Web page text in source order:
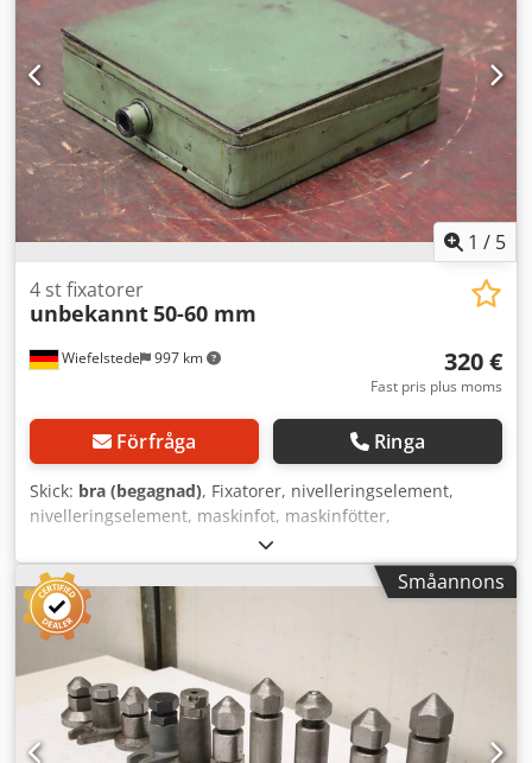
1 / 5
Wiefelstede 997 km
4 st fixatorer
unbekannt50-60 mm
320 €
Fast pris plus moms
Förfråga Ringa
Skick: bra (begagnad), Fixatorer, nivelleringselement,
nivelleringselement, maskinfot, maskinfötter,
nivelleringstassar, maskinfundament, nivelleringstass,
kilskor, maskinstöd, nivelleringfot Dkodpfxowvfktj Ahksr -
Fixatorer: för verktygsmaskiner och anläggningar, 4 stycken
-Min. höjd: 50 mm -Max. höjd: 60 mm -Avlämning/pris:
komplett -Mått: 210/200/H55 mm -Vikt: 9,7 kg/styck
Småannons